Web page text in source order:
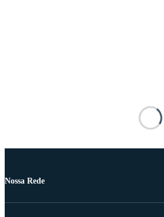
Nossa Rede